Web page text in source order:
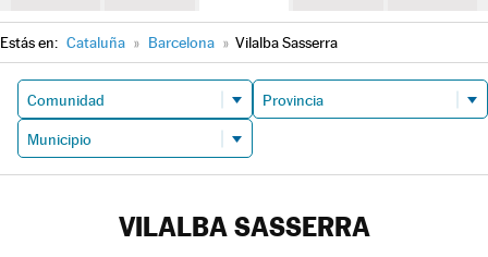
Estás en: Cataluña » Barcelona » Vilalba Sasserra
VILALBA SASSERRA